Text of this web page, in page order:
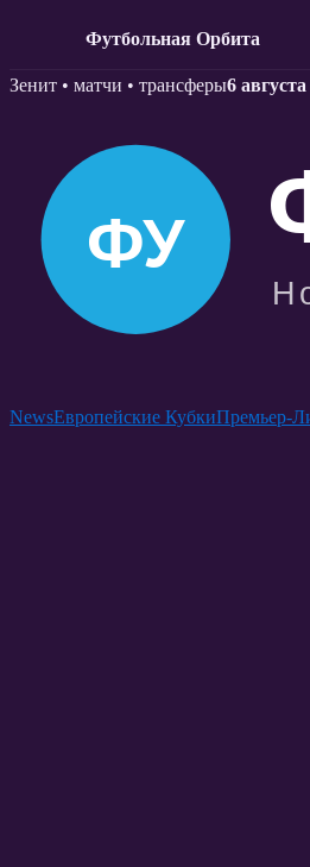
Футбольная Орбита
Skip
Зенит • матчи • трансферы6
NewsЕвропейские КубкиПремьер-